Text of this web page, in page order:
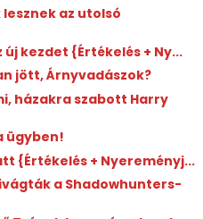
az utolsó
kezdet {Értékelés + Ny...
jött, Árnyvadászok?
házakra szabott Harry
ügyben!
{Értékelés + Nyereményj...
a Shadowhunters-